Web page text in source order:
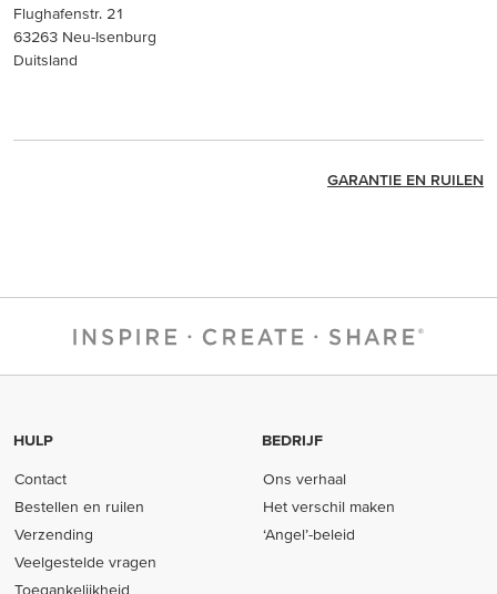
Flughafenstr. 21
63263 Neu-Isenburg
Duitsland
GARANTIE EN RUILEN
HULP
Contact
Bestellen en ruilen
Verzending
Veelgestelde vragen
Toegankelijkheid
BEDRIJF
Ons verhaal
Het verschil maken
‘Angel’-beleid